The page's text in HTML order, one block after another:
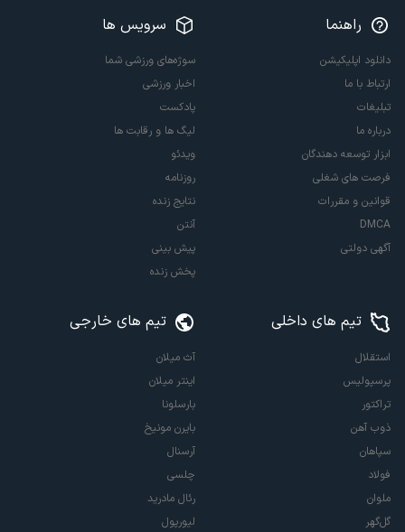
راهنما
دانلود اپلیکیشن
ارتباط با ما
تبلیغات
درباره ما
ابزار توسعه دهندگان
فرصت های شغلی
قوانین و مقررات
DMCA
آگهی دولتی
سرویس ها
سوژه‌های ورزشی شما
اخبار ورزشی
پادکست
لیگ ها و رقابت ها
ویدئو
روزنامه
نتایج زنده
آنتن
پیش بینی
پخش زنده
تیم های داخلی
استقلال
پرسپولیس
تراکتور
ذوب آهن
سپاهان
فولاد
ملوان
گل‌گهر
تیم های خارجی
آث میلان
اینتر میلان
بارسلونا
بایرن مونیخ
آرسنال
چلسی
رئال مادرید
لیورپول